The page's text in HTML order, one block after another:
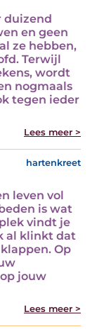
duizend
en geen
ze hebben,
Terwijl
wordt
nogmaals
tegen ieder
Lees meer >
hartenkreet
leven vol
is wat
vindt je
al klinkt dat
Op
jouw
Lees meer >